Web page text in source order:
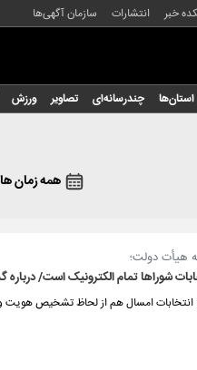
خبر انتشارات سازمان آگهی‌ها
استان‌ها چندرسانه‌ای تصاویر ورزش
همه زمان ها
هیأت دولت؛
شوراها تمام الکترونیک است/
امسال هم از لحاظ تشخیص هویت و